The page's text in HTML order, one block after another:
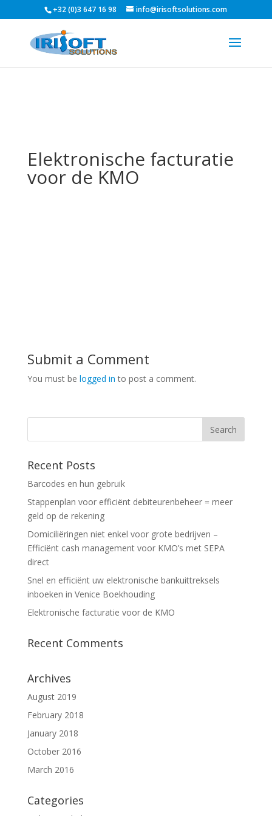
+32 (0)3 647 16 98 info@irisoftsolutions.com
Elektronische facturatie
voor de KMO
Submit a Comment
You must be logged in to post a comment.
Recent Posts
Barcodes en hun gebruik
Stappenplan voor efficiënt debiteurenbeheer = meer
geld op de rekening
Domiciliëringen niet enkel voor grote bedrijven –
Efficiënt cash management voor KMO’s met SEPA
direct
Snel en efficiënt uw elektronische bankuittreksels
inboeken in Venice Boekhouding
Elektronische facturatie voor de KMO
Recent Comments
Archives
August 2019
February 2018
January 2018
October 2016
March 2016
Categories